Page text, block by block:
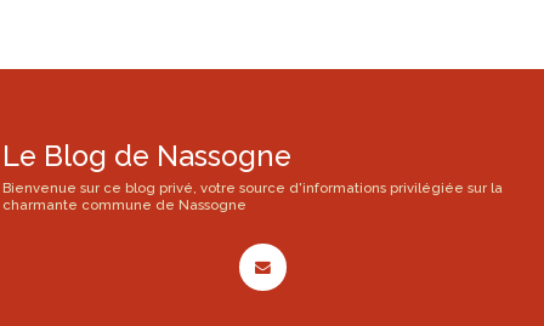
Le Blog de Nassogne
Bienvenue sur ce blog privé, votre source d'informations privilégiée sur la
charmante commune de Nassogne